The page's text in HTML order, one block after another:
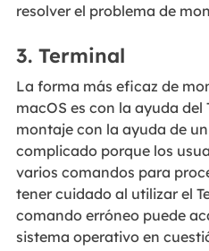
resolver el problema de
3. Terminal
La forma más eficaz de
macOS es con la ayuda del
montaje con la ayuda de
complicado porque los
varios comandos para
tener cuidado al utilizar el
comando erróneo puede
sistema operativo en